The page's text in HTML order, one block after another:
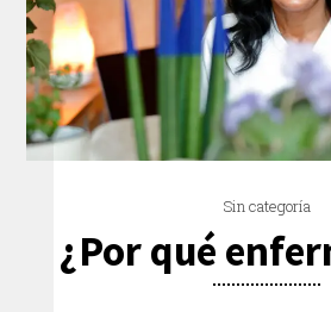
Sin categoría
¿Por qué